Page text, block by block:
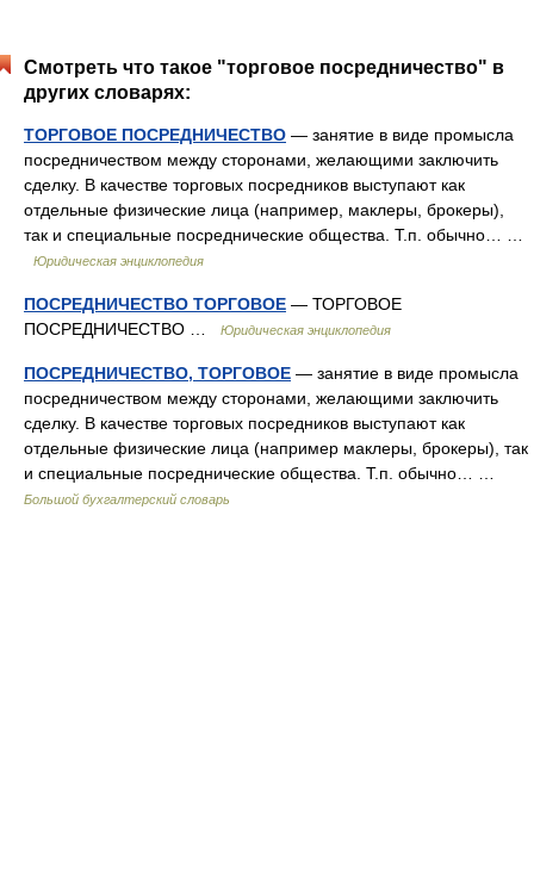
Смотреть что такое "торговое посредничество" в
других словарях:
ТОРГОВОЕ ПОСРЕДНИЧЕСТВО — занятие в виде промысла
посредничеством между сторонами, желающими заключить
сделку. В качестве торговых посредников выступают как
отдельные физические лица (например, маклеры, брокеры),
так и специальные посреднические общества. Т.п. обычно… …
Юридическая энциклопедия
ПОСРЕДНИЧЕСТВО ТОРГОВОЕ — ТОРГОВОЕ
ПОСРЕДНИЧЕСТВО …
Юридическая энциклопедия
ПОСРЕДНИЧЕСТВО, ТОРГОВОЕ — занятие в виде промысла
посредничеством между сторонами, желающими заключить
сделку. В качестве торговых посредников выступают как
отдельные физические лица (например маклеры, брокеры), так
и специальные посреднические общества. Т.п. обычно… …
Большой бухгалтерский словарь